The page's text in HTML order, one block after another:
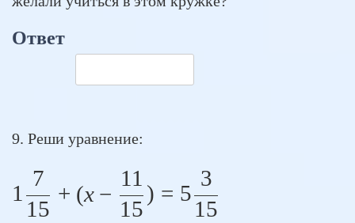
Ответ
9. Реши уравнение:
1 \frac{7}{15} + (x -
1
15
7
+ (x −
15
11
) = 5
15
3